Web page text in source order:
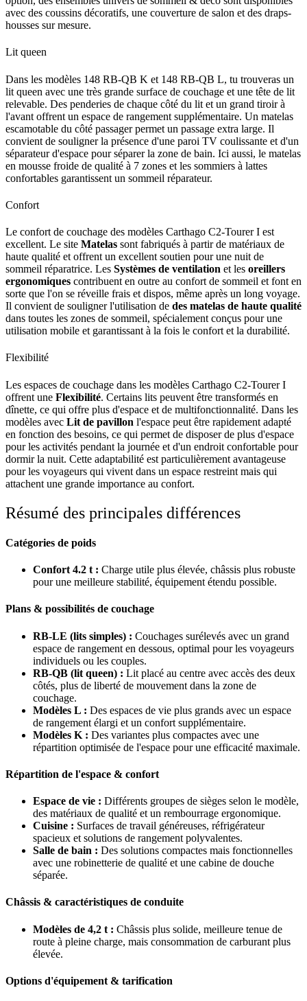
avec des coussins décoratifs, une couverture de salon et des draps-
housses sur mesure.
Lit queen
Dans les modèles 148 RB-QB K et 148 RB-QB L, tu trouveras un
lit queen avec une très grande surface de couchage et une tête de lit
relevable. Des penderies de chaque côté du lit et un grand tiroir à
l'avant offrent un espace de rangement supplémentaire. Un matelas
escamotable du côté passager permet un passage extra large. Il
convient de souligner la présence d'une paroi TV coulissante et d'un
séparateur d'espace pour séparer la zone de bain. Ici aussi, le matelas
en mousse froide de qualité à 7 zones et les sommiers à lattes
confortables garantissent un sommeil réparateur.
Confort
Le confort de couchage des modèles Carthago C2-Tourer I est
excellent. Le site Matelas sont fabriqués à partir de matériaux de
haute qualité et offrent un excellent soutien pour une nuit de
sommeil réparatrice. Les Systèmes de ventilation et les oreillers
ergonomiques contribuent en outre au confort de sommeil et font en
sorte que l'on se réveille frais et dispos, même après un long voyage.
Il convient de souligner l'utilisation de des matelas de haute qualité
dans toutes les zones de sommeil, spécialement conçus pour une
utilisation mobile et garantissant à la fois le confort et la durabilité.
Flexibilité
Les espaces de couchage dans les modèles Carthago C2-Tourer I
offrent une Flexibilité. Certains lits peuvent être transformés en
dînette, ce qui offre plus d'espace et de multifonctionnalité. Dans les
modèles avec Lit de pavillon l'espace peut être rapidement adapté
en fonction des besoins, ce qui permet de disposer de plus d'espace
pour les activités pendant la journée et d'un endroit confortable pour
dormir la nuit. Cette adaptabilité est particulièrement avantageuse
pour les voyageurs qui vivent dans un espace restreint mais qui
attachent une grande importance au confort.
Résumé des principales différences
Catégories de poids
Confort 4.2 t : Charge utile plus élevée, châssis plus robuste
pour une meilleure stabilité, équipement étendu possible.
Plans & possibilités de couchage
RB-LE (lits simples) : Couchages surélevés avec un grand
espace de rangement en dessous, optimal pour les voyageurs
individuels ou les couples.
RB-QB (lit queen) : Lit placé au centre avec accès des deux
côtés, plus de liberté de mouvement dans la zone de
couchage.
Modèles L : Des espaces de vie plus grands avec un espace
de rangement élargi et un confort supplémentaire.
Modèles K : Des variantes plus compactes avec une
répartition optimisée de l'espace pour une efficacité maximale.
Répartition de l'espace & confort
Espace de vie : Différents groupes de sièges selon le modèle,
des matériaux de qualité et un rembourrage ergonomique.
Cuisine : Surfaces de travail généreuses, réfrigérateur
spacieux et solutions de rangement polyvalentes.
Salle de bain : Des solutions compactes mais fonctionnelles
avec une robinetterie de qualité et une cabine de douche
séparée.
Châssis & caractéristiques de conduite
Modèles de 4,2 t : Châssis plus solide, meilleure tenue de
route à pleine charge, mais consommation de carburant plus
élevée.
Options d'équipement & tarification